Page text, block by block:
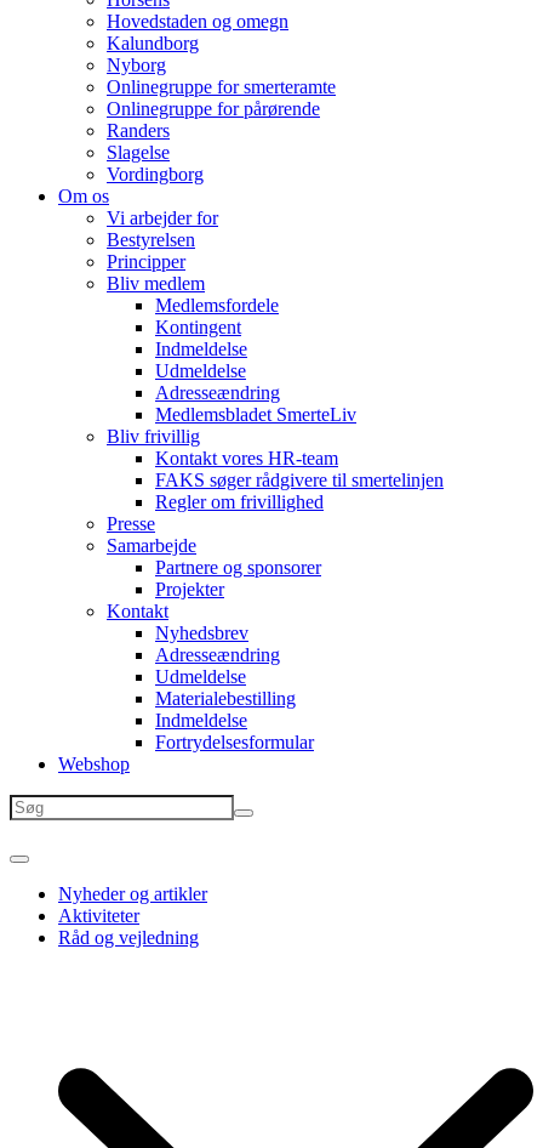
Hovedstaden og omegn
Kalundborg
Nyborg
Onlinegruppe for smerteramte
Onlinegruppe for pårørende
Randers
Slagelse
Vordingborg
Om os
Vi arbejder for
Bestyrelsen
Principper
Bliv medlem
Medlemsfordele
Kontingent
Indmeldelse
Udmeldelse
Adresseændring
Medlemsbladet SmerteLiv
Bliv frivillig
Kontakt vores HR-team
FAKS søger rådgivere til smertelinjen
Regler om frivillighed
Presse
Samarbejde
Partnere og sponsorer
Projekter
Kontakt
Nyhedsbrev
Adresseændring
Udmeldelse
Materialebestilling
Indmeldelse
Fortrydelsesformular
Webshop
Nyheder og artikler
Aktiviteter
Råd og vejledning